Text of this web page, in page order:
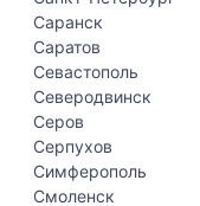
Саранск
Саратов
Севастополь
Северодвинск
Серов
Серпухов
Симферополь
Смоленск